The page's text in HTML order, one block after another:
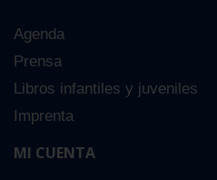
Agenda
Prensa
Libros infantiles y juveniles
Imprenta
MI CUENTA